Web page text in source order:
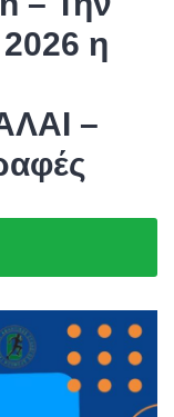
2026 η
–